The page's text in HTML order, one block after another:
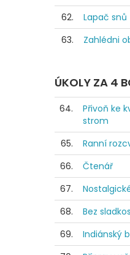
62.
Lapač snů
63.
Zahlédni
ÚKOLY ZA 4
64.
Přivoň ke
strom
65.
Ranní
66.
Čtenář
67.
68.
Bez
69.
Indiánský